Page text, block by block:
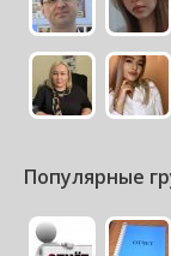
Популярные